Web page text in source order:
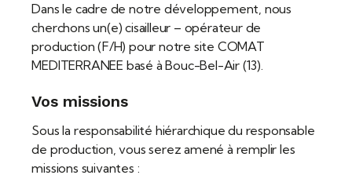
Dans le cadre de notre développement, nous
cherchons un(e) cisailleur – opérateur de
production(F/H) pour notre site COMAT
MEDITERRANEE basé à Bouc-Bel-Air (13).
Vos missions
Sous la responsabilité hiérarchique du responsable
de production, vous serez amené à remplir les
missions suivantes :